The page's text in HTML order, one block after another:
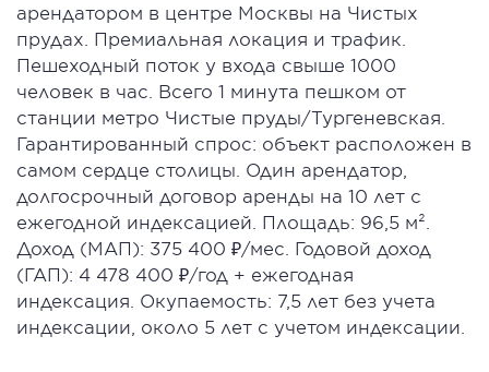
арендатором в центре Москвы на Чистых
прудах. Премиальная локация и трафик.
Пешеходный поток у входа свыше 1000
человек в час. Всего 1 минута пешком от
станции метро Чистые пруды/Тургеневская.
Гарантированный спрос: объект расположен в
самом сердце столицы. Один арендатор,
долгосрочный договор аренды на 10 лет с
ежегодной индексацией. Площадь: 96,5 м².
Доход (МАП): 375 400 ₽/мес. Годовой доход
(ГАП): 4 478 400 ₽/год + ежегодная
индексация. Окупаемость: 7,5 лет без учета
индексации, около 5 лет с учетом индексации.